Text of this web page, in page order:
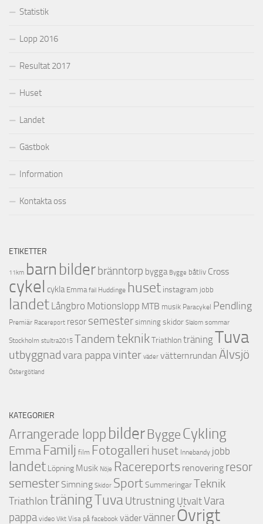
Statistik
Lopp 2016
Resultat 2017
Huset
Landet
Gästbok
Information
Kontakta oss
ETIKETTER
11km barn bilder bränntorp bygga Bygge båtliv Cross
cykel cykla Emma fail Huddinge huset instagram jobb
landet Långbro Motionslopp MTB musik Paracykel Pendling
Premiär Racereport resor semester simning skidor Slalom sommar
Stockholm stultra2015 TandemteknikTriathlonträningTuva
utbyggnad vara pappa vinter väder vätternrundan Älvsjö
Östergötland
KATEGORIER
Arrangerade lopp bilderByggeCykling
Emma Familj film Fotogalleri huset Innebandy jobb
landet Löpning Musik Nöje Racereports renovering resor
semester Simning Skidor SportSummeringarTeknik
TriathlonträningTuvaUtrustning UtvaltVara
pappa video Vikt Visa på facebook vädervännerÖvrigt